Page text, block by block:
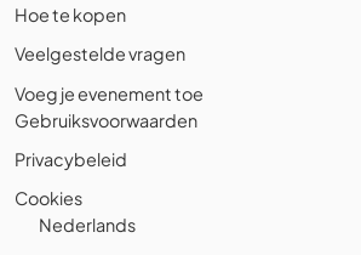
Hoe te kopen
Veelgestelde vragen
Voeg je evenement toe
Gebruiksvoorwaarden
Privacybeleid
Cookies
Nederlands